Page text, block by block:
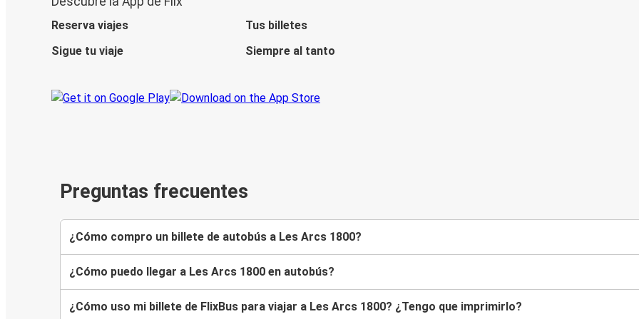
Reserva viajes
Tus billetes
Sigue tu viaje
Siempre al tanto
Preguntas frecuentes
¿Cómo compro un billete de autobús a Les Arcs 1800?
¿Cómo puedo llegar a Les Arcs 1800 en autobús?
¿Cómo uso mi billete de FlixBus para viajar a Les Arcs 1800? ¿Tengo que imprimirlo?